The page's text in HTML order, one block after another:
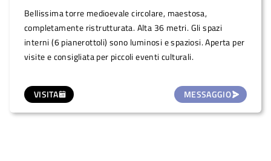
VISITA MESSAGGIO
Bellissima torre medioevale circolare, maestosa,
completamente ristrutturata. Alta 36 metri. Gli spazi
interni (6 pianerottoli) sono luminosi e spaziosi. Aperta per
visite e consigliata per piccoli eventi culturali.